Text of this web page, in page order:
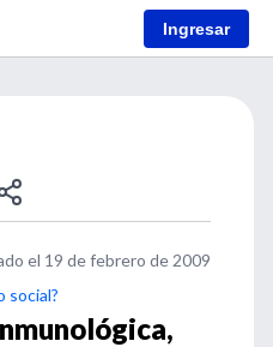
Ingresar
el 19 de febrero de 2009
social?